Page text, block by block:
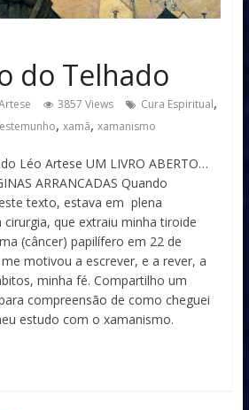
do Telhado
3857 Views Cura Espiritual,
, xamã, xamanismo
Léo Artese UM LIVRO ABERTO…
ARRANCADAS Quando
texto, estava em plena
que extraiu minha tiroide
(câncer) papilífero em 22 de
motivou a escrever, e a rever, a
minha fé. Compartilho um
compreensão de como cheguei
estudo com o xamanismo.